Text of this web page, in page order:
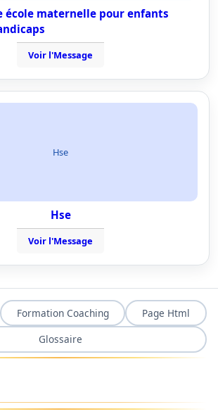
école maternelle pour enfants
Voir l'Message
Hse
Hse
Voir l'Message
Formation Coaching
Page Html
Glossaire